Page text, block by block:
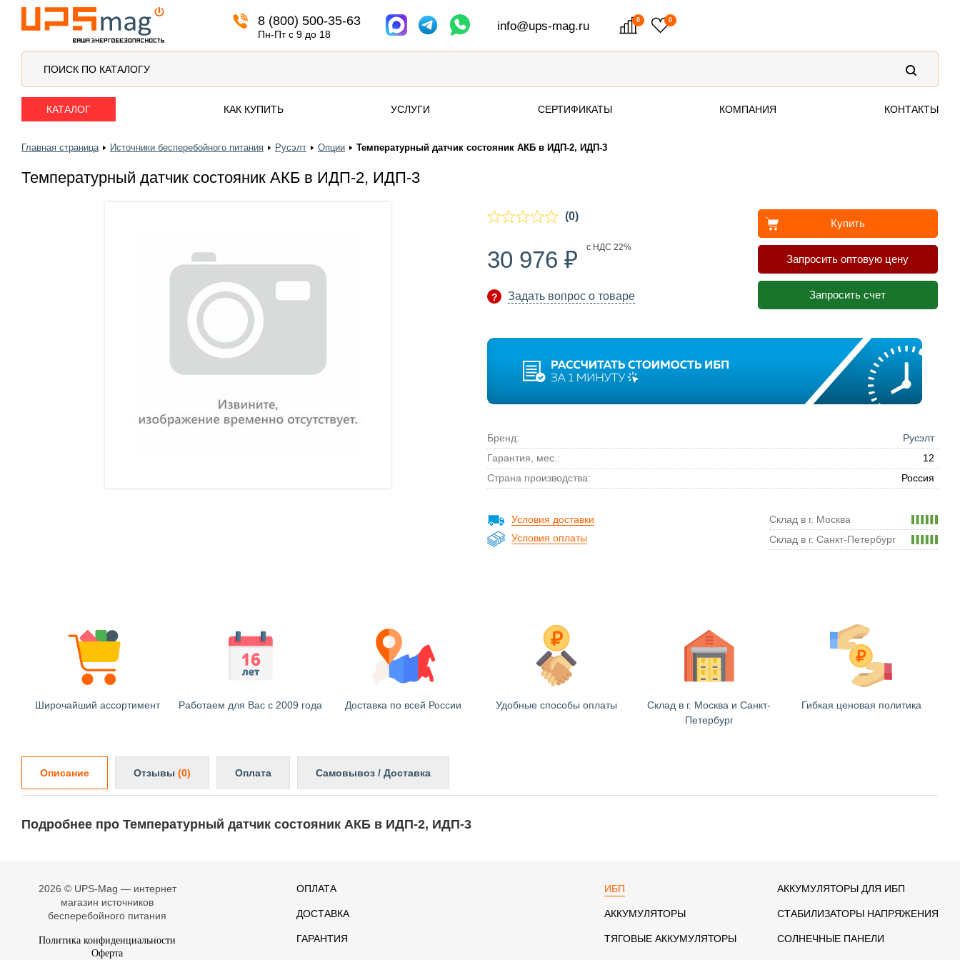
8 (800) 500-35-63
Пн-Пт с 9 до 18
info@ups-mag.ru 0 0
ПОИСК ПО КАТАЛОГУ
КАТАЛОГ КАК КУПИТЬ УСЛУГИ СЕРТИФИКАТЫ КОМПАНИЯ КОНТАКТЫ
Главная страница Источники бесперебойного питания Русэлт Опции Температурный датчик состояник АКБ в ИДП-2, ИДП-3
Температурный датчик состояник АКБ в ИДП-2, ИДП-3
(0)
30 976 ₽ с НДС 22%
Задать вопрос о товаре
Купить
Запросить оптовую цену
Запросить счет
Бренд:
Русэлт
Гарантия, мес.:
12
Страна производства:
Россия
Условия доставки
Условия оплаты
Склад в г. Москва
Склад в г. Санкт-Петербург
Широчайший ассортимент Работаем для Вас с 2009 года Доставка по всей России Удобные способы оплаты
Склад в г. Москва и Санкт-
Петербург
Гибкая ценовая политика
Описание Отзывы (0) Оплата Самовывоз / Доставка
Подробнее про Температурный датчик состояник АКБ в ИДП-2, ИДП-3
2026 © UPS-Mag — интернет
магазин источников
бесперебойного питания
Политика конфиденциальности
Оферта
ОПЛАТА
ДОСТАВКА
ГАРАНТИЯ
ИБП
АККУМУЛЯТОРЫ
ТЯГОВЫЕ АККУМУЛЯТОРЫ
АККУМУЛЯТОРЫ ДЛЯ ИБП
СТАБИЛИЗАТОРЫ НАПРЯЖЕНИЯ
СОЛНЕЧНЫЕ ПАНЕЛИ
Автомобильные аккумуляторы